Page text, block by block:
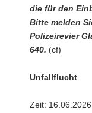
die für den
Bitte melden
Polizeirevier
640. (cf)
Unfallflucht
Zeit: